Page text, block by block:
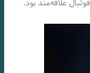
علاقه‌مند بود.